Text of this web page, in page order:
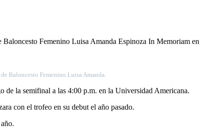
Femenino Luisa Amanda Espinoza In Memoriam en
Baloncesto Femenino Luisa Amanda.
la semifinal a las 4:00 p.m. en la Universidad Americana.
con el trofeo en su debut el año pasado.